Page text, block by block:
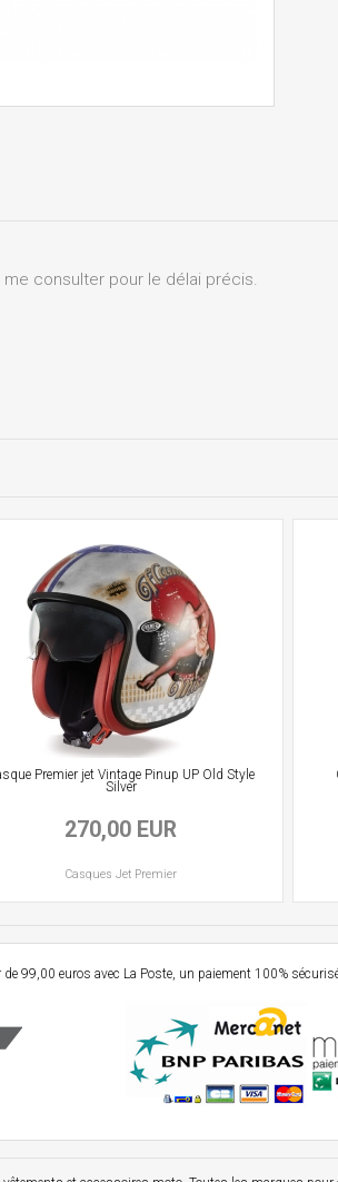
consulter pour le délai précis.
Premier jet Vintage Pinup UP Old Style
Silver
270,00 EUR
Casques Jet Premier
99,00 euros avec La Poste, un paiement 100%